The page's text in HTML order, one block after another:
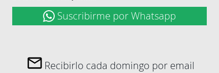
Suscribirme por Whatsapp
Recibirlo cada domingo por email